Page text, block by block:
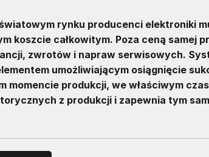
rynku producenci elektroniki
koszcie całkowitym. Poza ceną samej
zwrotów i napraw serwisowych.
umożliwiającym osiągnięcie
momencie produkcji, we właściwym
z produkcji i zapewnia tym